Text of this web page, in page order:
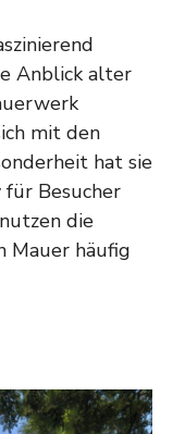
Anblick alter
mit den
hat sie
Besucher
die
Mauer häufig